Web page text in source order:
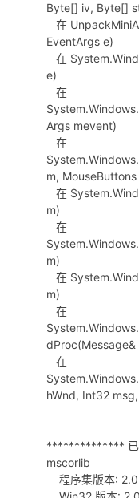
Byte[] iv, Byte[]
在
EventArgs e)
在
e)
在
Args mevent)
在
m,
在
m)
在
m)
在
m)
在
dProc(Message&
在
hWnd, Int32
************** 已
mscorlib
程序集版本: